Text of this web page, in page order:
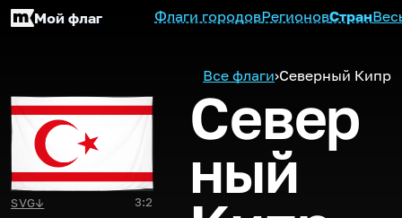
Мой флаг Флаги городовРегионовСтран
Все флаги›Северный Кипр
SVG↓ 3:2
Север
ный